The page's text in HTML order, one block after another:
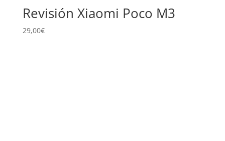
a
Revisión Xiaomi Poco M3
29,00€